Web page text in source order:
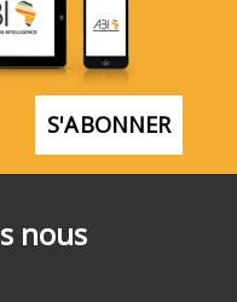
nous
S'ABONNER